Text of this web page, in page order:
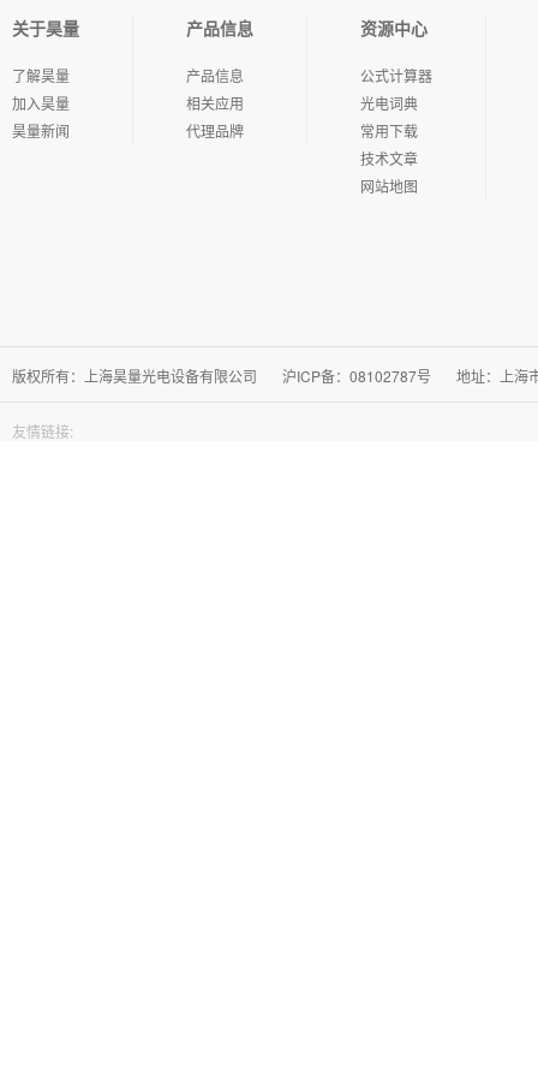
关于昊量
了解昊量
加入昊量
昊量新闻
产品信息
产品信息
相关应用
代理品牌
资源中心
公式计算器
光电词典
常用下载
技术文章
网站地图
版权所有：上海昊量光电设备有限公司 沪ICP备：08102787号 地址：上海
友情链接: